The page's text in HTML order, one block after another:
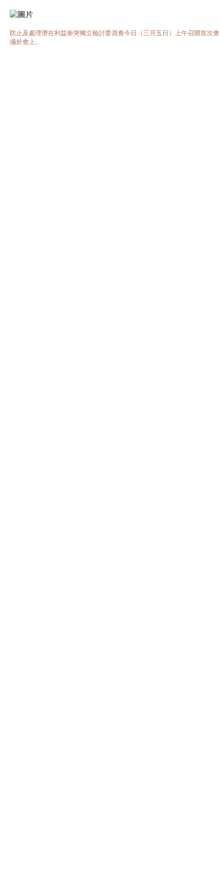
防止及處理潛在利益衝突獨立檢討委員會今日（三月五日）上午召開首
攝於會上。